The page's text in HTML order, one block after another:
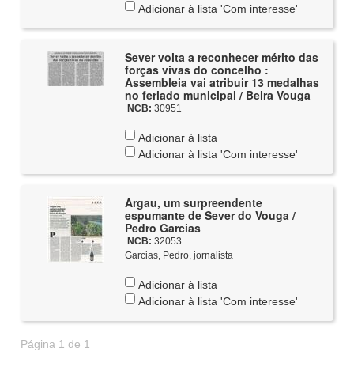
Adicionar à lista 'Com interesse'
Sever volta a reconhecer mérito das
forças vivas do concelho :
Assembleia vai atribuir 13 medalhas
no feriado municipal / Beira Vouga
NCB: 30951
Adicionar à lista
Adicionar à lista 'Com interesse'
Argau, um surpreendente
espumante de Sever do Vouga /
Pedro Garcias
NCB: 32053
Garcias, Pedro, jornalista
Adicionar à lista
Adicionar à lista 'Com interesse'
Página 1 de 1